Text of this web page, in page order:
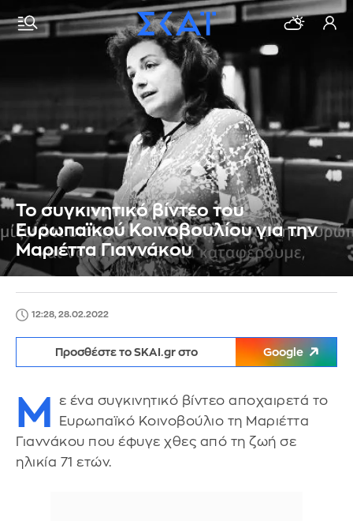
Το συγκινητικό βίντεο του
Ευρωπαϊκού Κοινοβουλίου για την
Μαριέττα Γιαννάκου
12:28, 28.02.2022
Προσθέστε το SKAI.gr στο Google
Μ
ε ένα συγκινητικό βίντεο αποχαιρετά το
Ευρωπαϊκό Κοινοβούλιο τη Μαριέττα
Γιαννάκου που έφυγε χθες από τη ζωή σε
ηλικία 71 ετών.